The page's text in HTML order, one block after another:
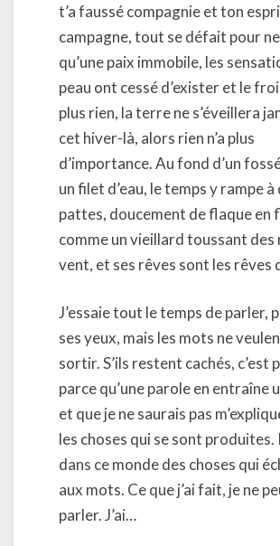
t’a faussé compagnie et ton
campagne, tout se défait pour
qu’une paix immobile, les
peau ont cessé d’exister et le
plus rien, la terre ne s’éveillera
cet hiver-là, alors rien n’a plus
d’importance. Au fond d’un
un filet d’eau, le temps y rampe
pattes, doucement de flaque en
comme un vieillard toussant des
vent, et ses rêves sont les rêves
J’essaie tout le temps de parler,
ses yeux, mais les mots ne
sortir. S’ils restent cachés, c’est
parce qu’une parole en entraîne
et que je ne saurais pas
les choses qui se sont produites.
dans ce monde des choses qui
aux mots. Ce que j’ai fait, je ne
parler. J’ai…